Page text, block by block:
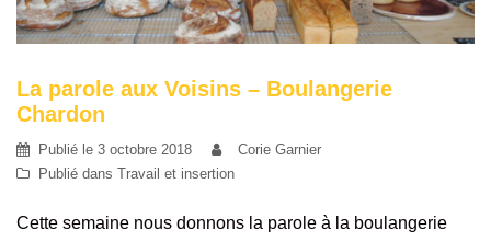
La parole aux Voisins – Boulangerie
Chardon
Publié le 3 octobre 2018
Corie Garnier
Publié dans Travail et insertion
Cette semaine nous donnons la parole à la boulangerie